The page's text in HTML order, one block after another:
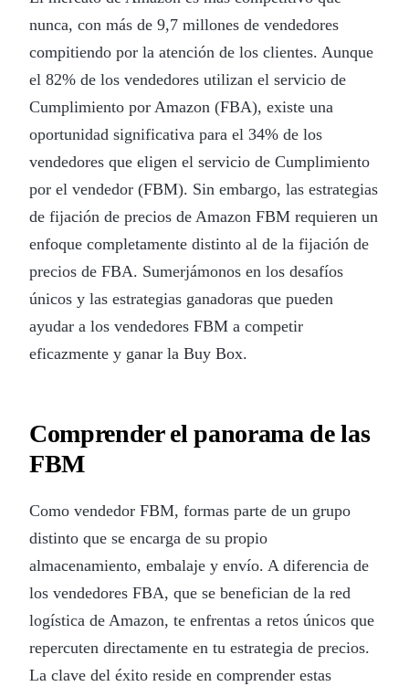
nunca, con más de 9,7 millones de vendedores
compitiendo por la atención de los clientes. Aunque
el 82% de los vendedores utilizan el servicio de
Cumplimiento por Amazon (FBA), existe una
oportunidad significativa para el 34% de los
vendedores que eligen el servicio de Cumplimiento
por el vendedor (FBM). Sin embargo, las estrategias
de fijación de precios de Amazon FBM requieren un
enfoque completamente distinto al de la fijación de
precios de FBA. Sumerjámonos en los desafíos
únicos y las estrategias ganadoras que pueden
ayudar a los vendedores FBM a competir
eficazmente y ganar la Buy Box.
Comprender el panorama de las
FBM
Como vendedor FBM, formas parte de un grupo
distinto que se encarga de su propio
almacenamiento, embalaje y envío. A diferencia de
los vendedores FBA, que se benefician de la red
logística de Amazon, te enfrentas a retos únicos que
repercuten directamente en tu estrategia de precios.
La clave del éxito reside en comprender estas